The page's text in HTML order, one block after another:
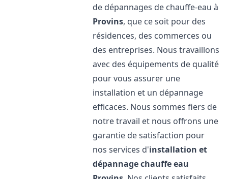
de dépannages de chauffe-eau à
Provins, que ce soit pour des
résidences, des commerces ou
des entreprises. Nous travaillons
avec des équipements de qualité
pour vous assurer une
installation et un dépannage
efficaces. Nous sommes fiers de
notre travail et nous offrons une
garantie de satisfaction pour
nos services d'installation et
dépannage chauffe eau